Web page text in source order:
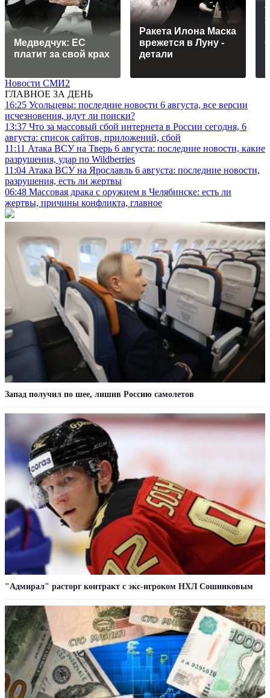
Медведчук: ЕС
платит за свой крах
Ракета Илона Маска
врежется в Луну -
детали
Новости СМИ2
ГЛАВНОЕ ЗА ДЕНЬ
16:25 Усольцевы: последние новости 6 августа, все версии
исчезновения, идут ли поиски?
13:37 Что за массовый сбой интернета в России сегодня, 6
августа: список сайтов, приложений, сбой
11:11 Атака ВСУ на Тверь 6 августа: последние новости, какие
разрушения, удар по Wildberries
11:04 Атака ВСУ на Ярославль 6 августа: последние новости,
разрушения, есть ли жертвы
06:48 Массовая драка с оружием в Челябинске: есть ли
жертвы, причины конфликта, главное
Запад получил по шее, лишив Россию самолетов
"Адмирал" расторг контракт с экс-игроком НХЛ Сошниковым